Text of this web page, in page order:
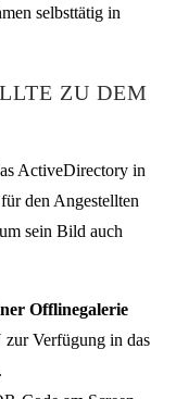
ZU DEM
ActiveDirectory in
den Angestellten
sein Bild auch
Offlinegalerie
Verfügung in das